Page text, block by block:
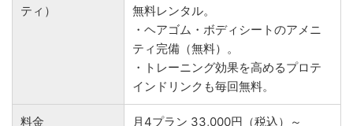
ティ）
無料レンタル。
・ヘアゴム・ボディシートのアメニ
ティ完備（無料）。
・トレーニング効果を高めるプロテ
インドリンクも毎回無料。
料金
月4プラン 33,000円（税込）～